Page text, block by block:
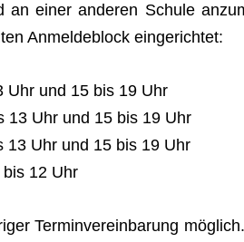
an einer ande­ren Schule
Anmel­de­block eingerichtet:
Uhr und 15 bis 19 Uhr
13 Uhr und 15 bis 19 Uhr
13 Uhr und 15 bis 19 Uhr
12 Uhr
Ter­min­ver­ein­ba­rung